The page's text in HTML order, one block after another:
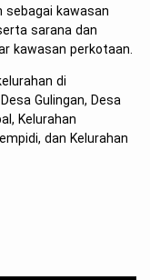
sebagai kawasan
sarana dan
kawasan perkotaan.
di
Gulingan, Desa
Kelurahan
dan Kelurahan